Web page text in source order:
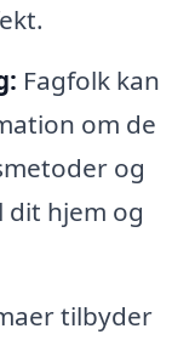
Fagfolk kan
om de
og
dit hjem og
tilbyder